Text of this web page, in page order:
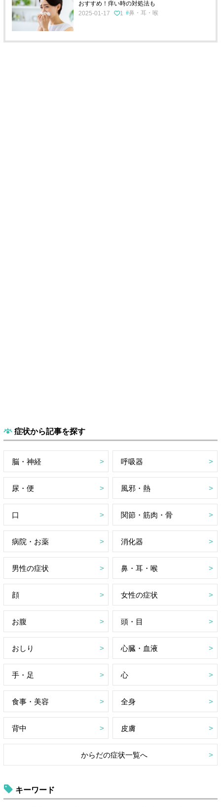
おすすめ！痒い時の対処法も
2025-01-17
1 鼻・耳・喉
症状から記事を探す
脳・神経 呼吸器
尿・便 風邪・熱
口 関節・筋肉・骨
病院・お薬 消化器
男性の症状 鼻・耳・喉
顔 女性の症状
お腹 頭・目
おしり 心臓・血液
手・足 心
食事・美容 全身
背中 皮膚
からだの症状一覧へ
キーワード